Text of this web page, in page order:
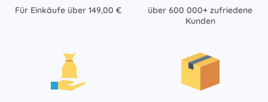
Für Einkäufe über 149,00 €
über 600 000+ zufriedene
Kunden